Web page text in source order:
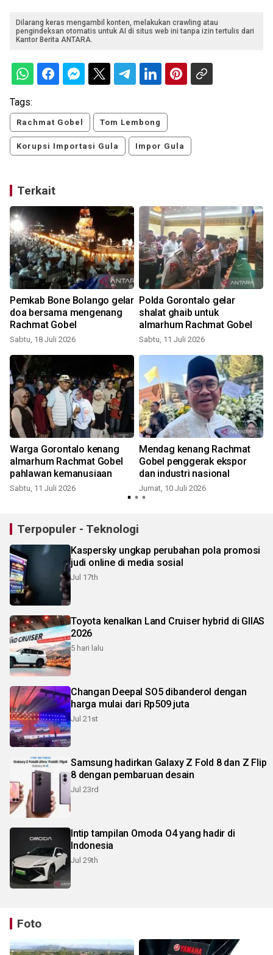
Dilarang keras mengambil konten, melakukan crawling atau
pengindeksan otomatis untuk AI di situs web ini tanpa izin tertulis dari
Kantor Berita ANTARA.
Tags:
Rachmat Gobel Tom Lembong
Korupsi Importasi Gula Impor Gula
Terkait
Pemkab Bone Bolango gelar
doa bersama mengenang
Rachmat Gobel
Sabtu, 18 Juli 2026
Polda Gorontalo gelar
shalat ghaib untuk
almarhum Rachmat Gobel
Sabtu, 11 Juli 2026
Warga Gorontalo kenang
almarhum Rachmat Gobel
pahlawan kemanusiaan
Sabtu, 11 Juli 2026
Mendag kenang Rachmat
Gobel penggerak ekspor
dan industri nasional
Jumat, 10 Juli 2026
Terpopuler - Teknologi
Kaspersky ungkap perubahan pola promosi
judi online di media sosial
Jul 17th
Toyota kenalkan Land Cruiser hybrid di GIIAS
2026
5 hari lalu
Changan Deepal SO5 dibanderol dengan
harga mulai dari Rp509 juta
Jul 21st
Samsung hadirkan Galaxy Z Fold 8 dan Z Flip
8 dengan pembaruan desain
Jul 23rd
Intip tampilan Omoda O4 yang hadir di
Indonesia
Jul 29th
Foto